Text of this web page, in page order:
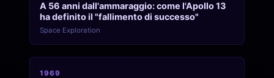
A 56 anni dall'ammaraggio: come l'Apollo 13
ha definito il "fallimento di successo"
Space Exploration
1969